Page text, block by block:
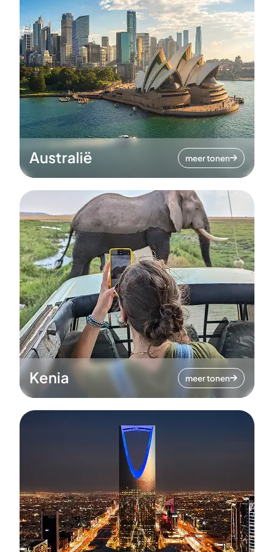
Australië meer tonen
Kenia meer tonen